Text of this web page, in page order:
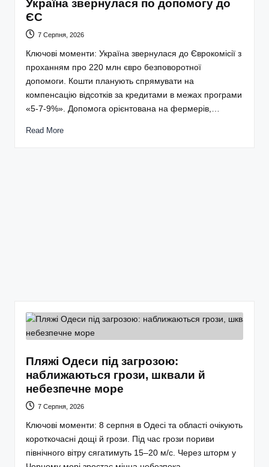
Україна звернулася по допомогу до
ЄС
7 Серпня, 2026
Ключові моменти: Україна звернулася до Єврокомісії з
проханням про 220 млн євро безповоротної
допомоги. Кошти планують спрямувати на
компенсацію відсотків за кредитами в межах програми
«5-7-9%». Допомога орієнтована на фермерів,…
Read More
Пляжі Одеси під загрозою:
наближаються грози, шквали й
небезпечне море
7 Серпня, 2026
Ключові моменти: 8 серпня в Одесі та області очікують
короткочасні дощі й грози. Під час грози пориви
північного вітру сягатимуть 15–20 м/с. Через шторм у